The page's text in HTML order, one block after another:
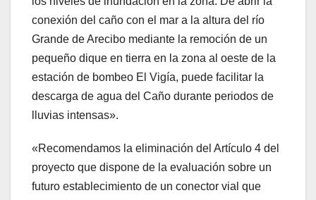
conexión del caño con el mar a la altura del río
Grande de Arecibo mediante la remoción de un
pequeño dique en tierra en la zona al oeste de la
estación de bombeo El Vigía, puede facilitar la
descarga de agua del Caño durante periodos de
lluvias intensas».
«Recomendamos la eliminación del Artículo 4 del
proyecto que dispone de la evaluación sobre un
futuro establecimiento de un conector vial que